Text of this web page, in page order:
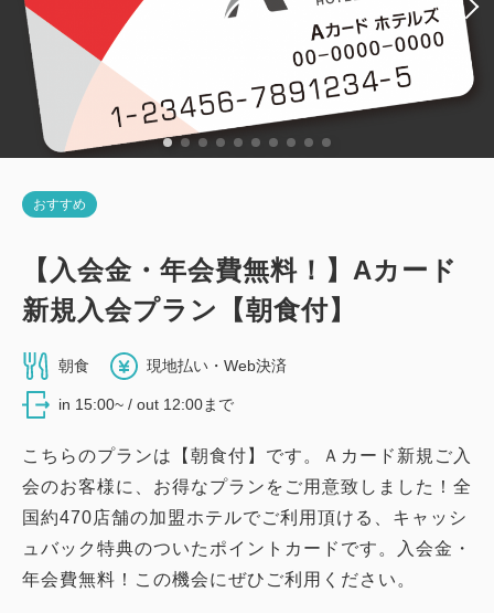
おすすめ
【入会金・年会費無料！】Aカード
新規入会プラン【朝食付】
朝食 現地払い・Web決済
in 15:00~ / out 12:00まで
こちらのプランは【朝食付】です。Ａカード新規ご入
会のお客様に、お得なプランをご用意致しました！全
国約470店舗の加盟ホテルでご利用頂ける、キャッシ
ュバック特典のついたポイントカードです。入会金・
年会費無料！この機会にぜひご利用ください。